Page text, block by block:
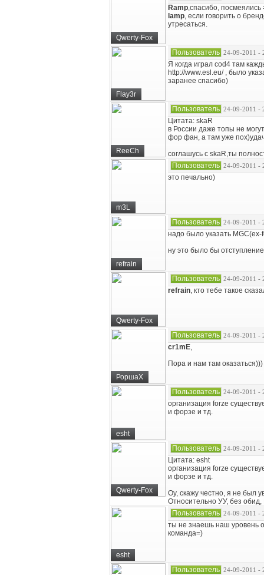
Qwerty-Fox
Ramp,спасибо, посмеялись
lamp, если говорить о
утресаться.
Flay3r
Пользователь 24-09-2011 -
Я когда играл cod4 там
http://www.esl.eu/ , было
заранее спасибо)
ReeCh
Пользователь 24-09-2011 -
Цитата: skaR
в России даже топы не
фор фан, а там уже
соглашусь с skaR,ты
m3L
Пользователь 24-09-2011 -
это печально)
refrain
Пользователь 24-09-2011 -
надо было указать MGC(ex-
ну это было бы
Qwerty-Fox
Пользователь 24-09-2011 -
refrain, кто тебе такое
РоршаХ
Пользователь 24-09-2011 -
cr1mE,
Пора и нам там оказаться)))
esht
Пользователь 24-09-2011 -
организация forze
и форзе и тд.
Qwerty-Fox
Пользователь 24-09-2011 -
Цитата: esht
организация forze
и форзе и тд.
Оу, скажу честно, я не был
Относительно УУ, без
esht
Пользователь 24-09-2011 -
ты не знаешь наш уровень
команда=)
Пользователь 24-09-2011 -